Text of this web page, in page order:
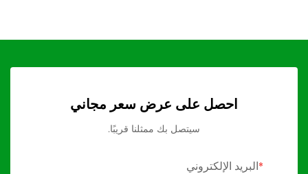
احصل على عرض سعر مجاني
سيتصل بك ممثلنا قريبًا.
البريد الإلكتروني